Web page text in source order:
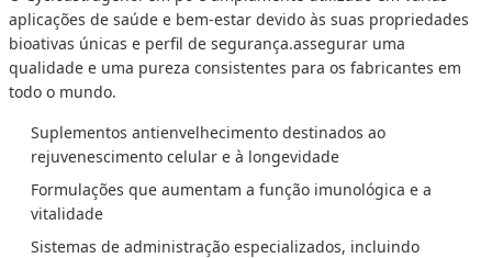
aplicações de saúde e bem-estar devido às suas propriedades
bioativas únicas e perfil de segurança.assegurar uma
qualidade e uma pureza consistentes para os fabricantes em
todo o mundo.
Suplementos antienvelhecimento destinados ao
rejuvenescimento celular e à longevidade
Formulações que aumentam a função imunológica e a
vitalidade
Sistemas de administração especializados, incluindo